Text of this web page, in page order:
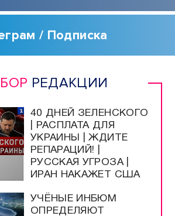
/ Подписка
РЕДАКЦИИ
40 ДНЕЙ ЗЕЛЕНСКОГО
| РАСПЛАТА ДЛЯ
УКРАИНЫ | ЖДИТЕ
РЕПАРАЦИЙ! |
РУССКАЯ УГРОЗА |
ИРАН НАКАЖЕТ США
УЧЁНЫЕ ИНБЮМ
ОПРЕДЕЛЯЮТ